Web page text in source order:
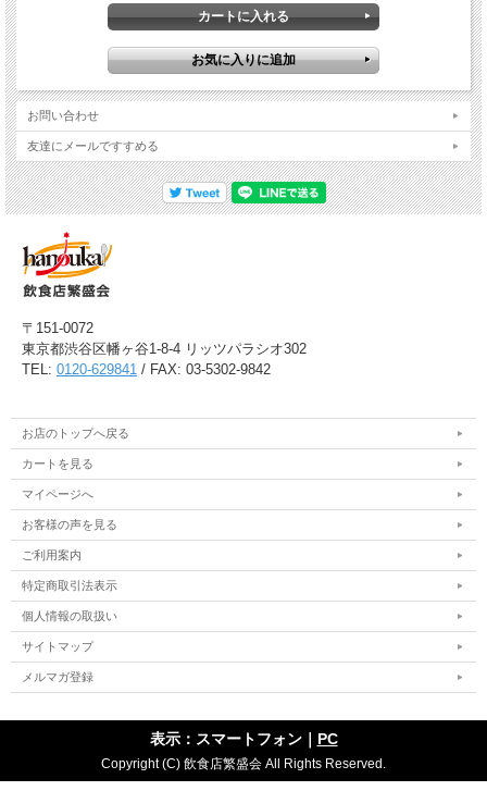
お問い合わせ
友達にメールですすめる
〒151-0072
東京都渋谷区幡ヶ谷1-8-4 リッツパラシオ302
TEL: 0120-629841 / FAX: 03-5302-9842
お店のトップへ戻る
カートを見る
マイページへ
お客様の声を見る
ご利用案内
特定商取引法表示
個人情報の取扱い
サイトマップ
メルマガ登録
表示：スマートフォン｜ PC
Copyright (C) 飲食店繁盛会 All Rights Reserved.